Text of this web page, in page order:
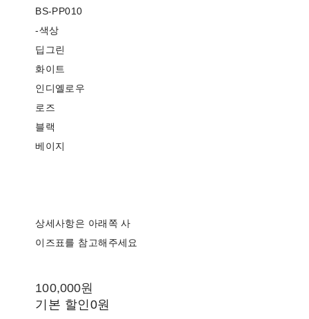
BS-PP010
-색상
딥그린
화이트
인디옐로우
로즈
블랙
베이지
상세사항은 아래쪽 사
이즈표를 참고해주세요
100,000원
기본 할인0원